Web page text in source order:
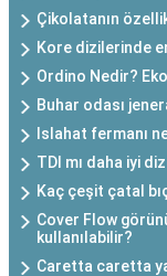
Çikolatanın
Kore dizilerinde
Ordino Nedir?
Buhar odası
Islahat fermanı
TDI mı daha iyi
Kaç çeşit çatal
Cover Flow
kullanılabilir?
Caretta caretta